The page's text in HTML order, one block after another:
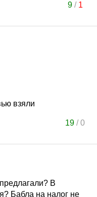
9/ 1
взяли
19 /0
В
Бабла на налог не